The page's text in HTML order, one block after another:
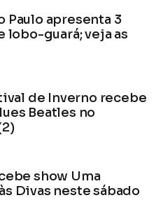
Paulo apresenta 3
lobo-guará; veja as
de Inverno recebe
Beatles no
show Uma
Divas neste sábado